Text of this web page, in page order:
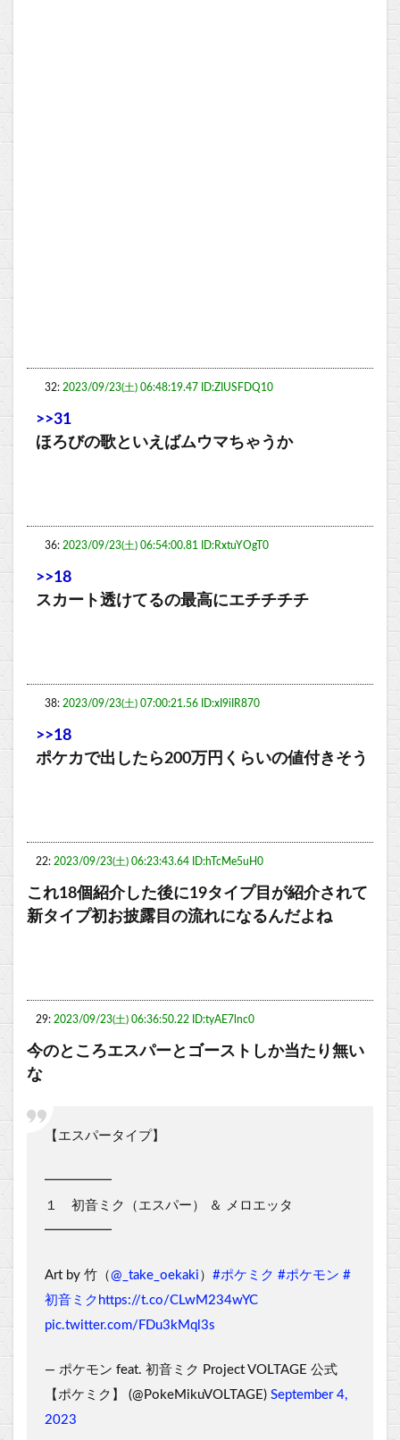
32: 2023/09/23(土) 06:48:19.47 ID:ZIUSFDQ10
>>31
ほろびの歌といえばムウマちゃうか
36: 2023/09/23(土) 06:54:00.81 ID:RxtuYOgT0
>>18
スカート透けてるの最高にエチチチチ
38: 2023/09/23(土) 07:00:21.56 ID:xI9iIR870
>>18
ポケカで出したら200万円くらいの値付きそう
22: 2023/09/23(土) 06:23:43.64 ID:hTcMe5uH0
これ18個紹介した後に19タイプ目が紹介されて
新タイプ初お披露目の流れになるんだよね
29: 2023/09/23(土) 06:36:50.22 ID:tyAE7lnc0
今のところエスパーとゴーストしか当たり無い
な
【エスパータイプ】
━━━━━
１ 初音ミク（エスパー） ＆ メロエッタ
━━━━━
Art by 竹（@_take_oekaki ） #ポケミク #ポケモン #
初音ミク https://t.co/CLwM234wYC
pic.twitter.com/FDu3kMql3s
— ポケモン feat. 初音ミク Project VOLTAGE 公式
【ポケミク】 (@PokeMikuVOLTAGE) September 4,
2023